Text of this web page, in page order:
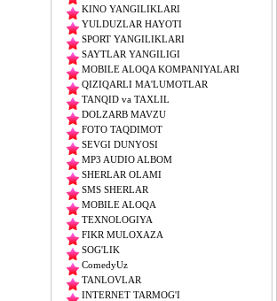
KINO YANGILIKLARI
YULDUZLAR HAYOTI
SPORT YANGILIKLARI
SAYTLAR YANGILIGI
MOBILE ALOQA KOMPANIYALARI
QIZIQARLI MA'LUMOTLAR
TANQID va TAXLIL
DOLZARB MAVZU
FOTO TAQDIMOT
SEVGI DUNYOSI
MP3 AUDIO ALBOM
SHERLAR OLAMI
SMS SHERLAR
MOBILE ALOQA
TEXNOLOGIYA
FIKR MULOXAZA
SOG'LIK
ComedyUz
TANLOVLAR
INTERNET TARMOG'I